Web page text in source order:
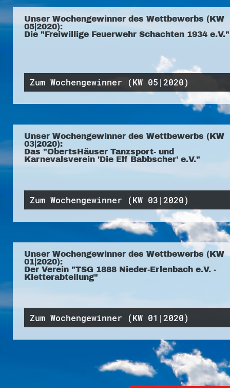
Unser Wochengewinner des Wettbewerbs (KW
05|2020):
Die "Freiwillige Feuerwehr Schachten 1934 e.V."
Zum Wochengewinner (KW 05|2020)
Unser Wochengewinner des Wettbewerbs (KW
03|2020):
Das "ObertsHäuser Tanzsport- und
Karnevalsverein 'Die Elf Babbscher' e.V."
Zum Wochengewinner (KW 03|2020)
Unser Wochengewinner des Wettbewerbs (KW
01|2020):
Der Verein "TSG 1888 Nieder-Erlenbach e.V. -
Kletterabteilung"
Zum Wochengewinner (KW 01|2020)